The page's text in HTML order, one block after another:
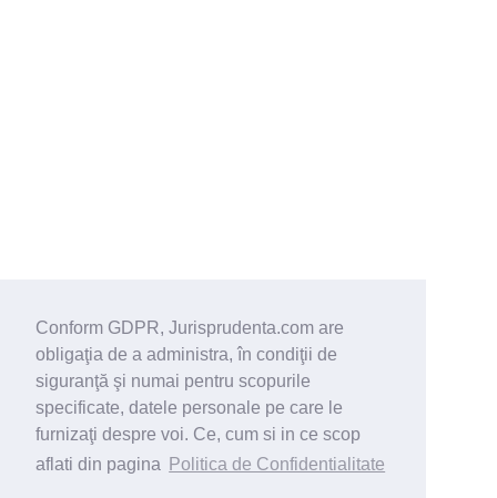
Conform GDPR, Jurisprudenta.com are
obligaţia de a administra, în condiţii de
siguranţă şi numai pentru scopurile
specificate, datele personale pe care le
furnizaţi despre voi. Ce, cum si in ce scop
aflati din pagina
Politica de Confidentialitate